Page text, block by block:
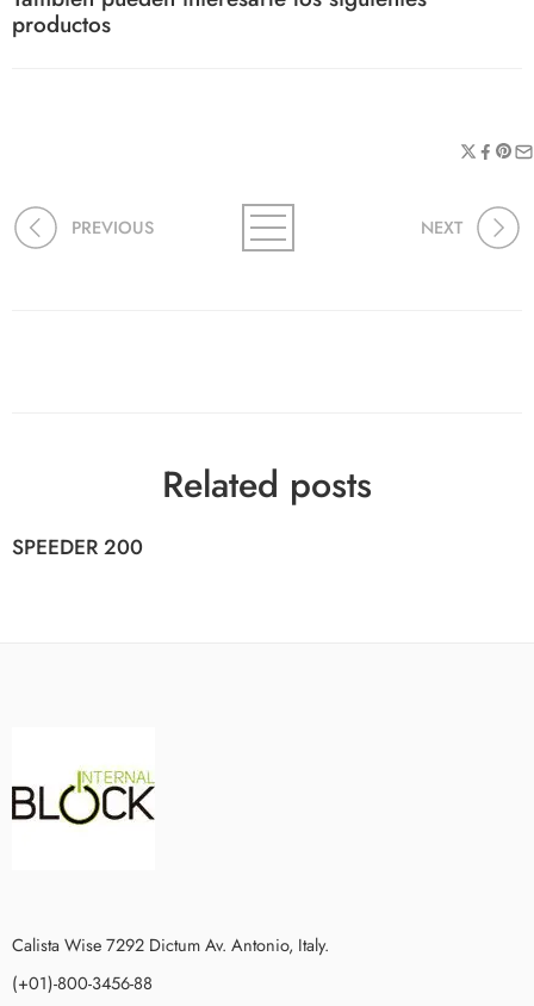
productos
PREVIOUS NEXT
Related posts
SPEEDER 200
Calista Wise 7292 Dictum Av. Antonio, Italy.
(+01)-800-3456-88